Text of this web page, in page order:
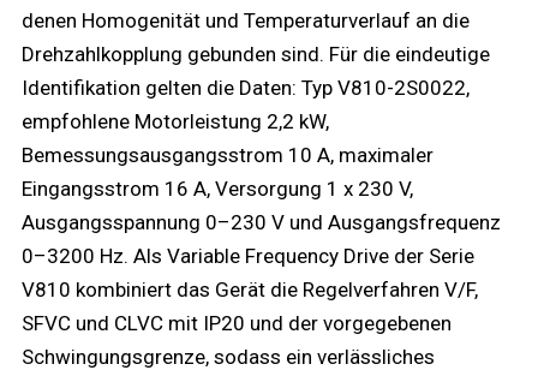
denen Homogenität und Temperaturverlauf an die
Drehzahlkopplung gebunden sind. Für die eindeutige
Identifikation gelten die Daten: Typ V810-2S0022,
empfohlene Motorleistung 2,2 kW,
Bemessungsausgangsstrom 10 A, maximaler
Eingangsstrom 16 A, Versorgung 1 x 230 V,
Ausgangsspannung 0–230 V und Ausgangsfrequenz
0–3200 Hz. Als Variable Frequency Drive der Serie
V810 kombiniert das Gerät die Regelverfahren V/F,
SFVC und CLVC mit IP20 und der vorgegebenen
Schwingungsgrenze, sodass ein verlässliches